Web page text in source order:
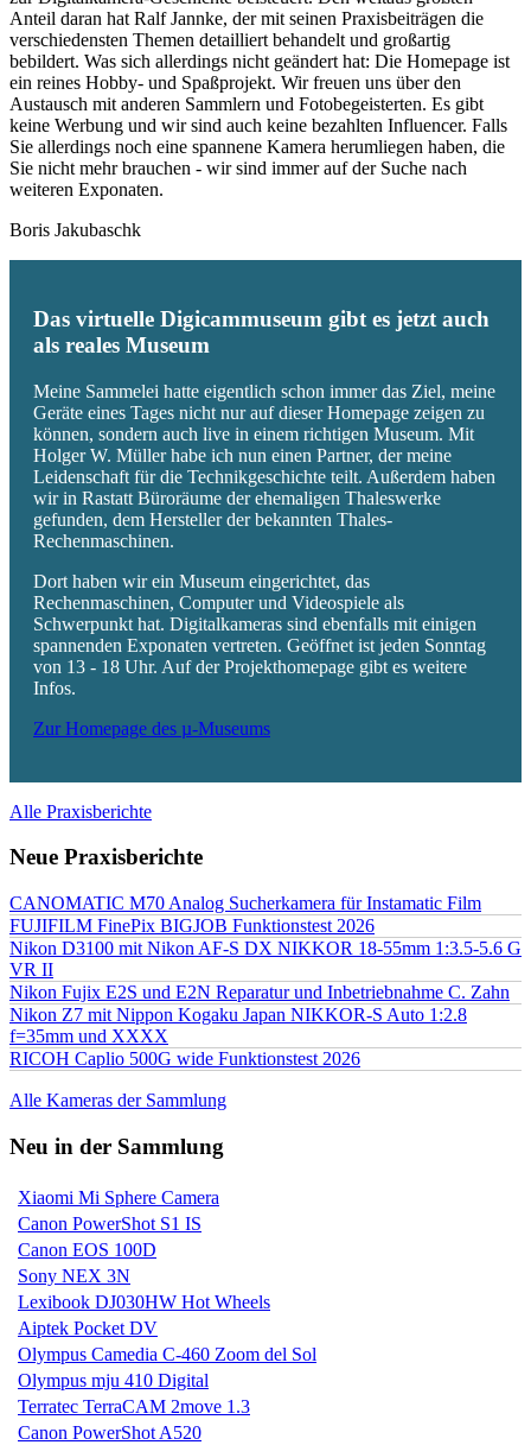
Anteil daran hat Ralf Jannke, der mit seinen Praxisbeiträgen die
verschiedensten Themen detailliert behandelt und großartig
bebildert. Was sich allerdings nicht geändert hat: Die Homepage ist
ein reines Hobby- und Spaßprojekt. Wir freuen uns über den
Austausch mit anderen Sammlern und Fotobegeisterten. Es gibt
keine Werbung und wir sind auch keine bezahlten Influencer. Falls
Sie allerdings noch eine spannene Kamera herumliegen haben, die
Sie nicht mehr brauchen - wir sind immer auf der Suche nach
weiteren Exponaten.
Boris Jakubaschk
Das virtuelle Digicammuseum gibt es jetzt auch
als reales Museum
Meine Sammelei hatte eigentlich schon immer das Ziel, meine
Geräte eines Tages nicht nur auf dieser Homepage zeigen zu
können, sondern auch live in einem richtigen Museum. Mit
Holger W. Müller habe ich nun einen Partner, der meine
Leidenschaft für die Technikgeschichte teilt. Außerdem haben
wir in Rastatt Büroräume der ehemaligen Thaleswerke
gefunden, dem Hersteller der bekannten Thales-
Rechenmaschinen.
Dort haben wir ein Museum eingerichtet, das
Rechenmaschinen, Computer und Videospiele als
Schwerpunkt hat. Digitalkameras sind ebenfalls mit einigen
spannenden Exponaten vertreten. Geöffnet ist jeden Sonntag
von 13 - 18 Uhr. Auf der Projekthomepage gibt es weitere
Infos.
Zur Homepage des µ-Museums
Alle Praxisberichte
Neue Praxisberichte
CANOMATIC M70 Analog Sucherkamera für Instamatic Film
FUJIFILM FinePix BIGJOB Funktionstest 2026
Nikon D3100 mit Nikon AF-S DX NIKKOR 18-55mm 1:3.5-5.6 G
VR II
Nikon Fujix E2S und E2N Reparatur und Inbetriebnahme C. Zahn
Nikon Z7 mit Nippon Kogaku Japan NIKKOR-S Auto 1:2.8
f=35mm und XXXX
RICOH Caplio 500G wide Funktionstest 2026
Alle Kameras der Sammlung
Neu in der Sammlung
Xiaomi Mi Sphere Camera
Canon PowerShot S1 IS
Canon EOS 100D
Sony NEX 3N
Lexibook DJ030HW Hot Wheels
Aiptek Pocket DV
Olympus Camedia C-460 Zoom del Sol
Olympus mju 410 Digital
Terratec TerraCAM 2move 1.3
Canon PowerShot A520